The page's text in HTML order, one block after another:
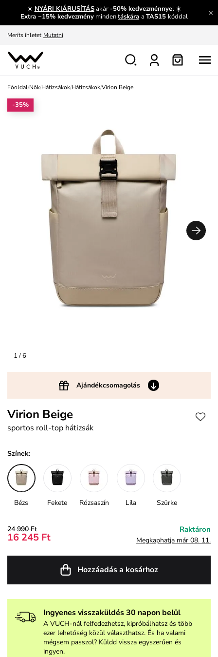
☀️ NYÁRI KIÁRUSÍTÁSakár-50% kedvezménnyel ☀️
Extra −15% kedvezmény mindentáskára a TAS15 kóddal
Fedezze fel velünk az újdonságokat. Megtekintés
Meríts ihletet Mutatni
Ingyenes csere és visszaküldés
Főoldal/Nők/Hátizsákok/Hátizsákok/Virion Beige
1/ 6
Ajándékcsomagolás
-35%
Virion Beige
sportos roll-top hátizsák
Színek:
Bézs Fekete Rózsaszín Lila Szürke
24 990 Ft
16 245 Ft
Raktáron
Megkaphatja már 08. 11.
Hozzáadás a kosárhoz
Ingyenes visszaküldés 30 napon belül
A VUCH-nál felfedezhetsz, kipróbálhatsz és több
ezer lehetőség közül választhatsz. És ha valami
mégsem passzol? Küldd vissza egyszerűen és
ingyen.